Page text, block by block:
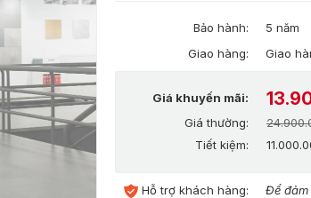
Bảo hành:
5 năm
Giao hàng:
Giao
Giá khuyến mãi:
Giá thường:
Tiết kiệm:
Hỗ trợ khách hàng:
Để đảm